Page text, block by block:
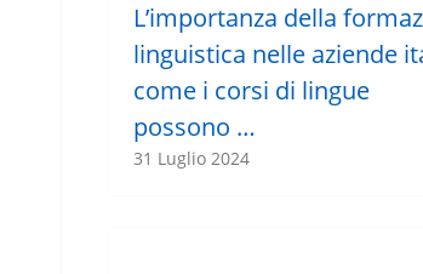
L’importanza della
linguistica nelle aziende
come i corsi di lingue
possono …
31 Luglio 2024